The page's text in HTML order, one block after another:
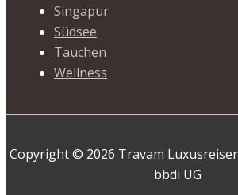
Singapur
Südsee
Tauchen
Wellness
Copyright © 2026 Travam
bbdi UG